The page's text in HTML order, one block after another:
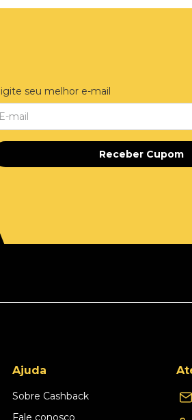
seu melhor e-mail
Receber Cupom
Ajuda
Sobre Cashback
Fale conosco